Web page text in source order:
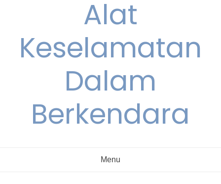
Alat
Keselamatan
Dalam
Berkendara
Menu